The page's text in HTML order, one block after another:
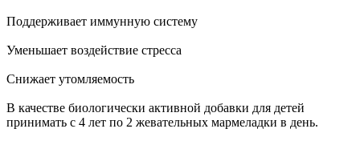
Поддерживает иммунную систему
Уменьшает воздействие стресса
Снижает утомляемость
В качестве биологически активной добавки для детей
принимать с 4 лет по 2 жевательных мармеладки в день.